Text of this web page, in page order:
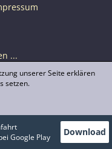
...
lizenziert unter CC BY-SA,
angegeben
Google Play
Download
unserer Seite erklären
setzen.